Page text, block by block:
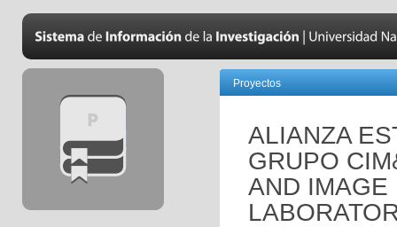
Proyectos
ALIANZA
GRUPO
AND IMAGE